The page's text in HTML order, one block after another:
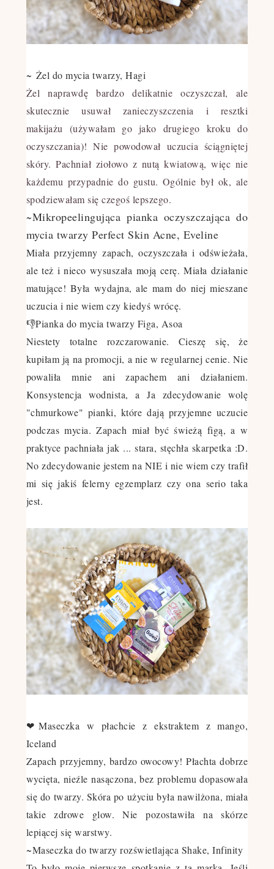
~ Żel do mycia twarzy, Hagi
Żel naprawdę bardzo delikatnie oczyszczał, ale
skutecznie usuwał zanieczyszczenia i resztki
makijażu (używałam go jako drugiego kroku do
oczyszczania)! Nie powodował uczucia ściągniętej
skóry. Pachniał ziołowo z nutą kwiatową, więc nie
każdemu przypadnie do gustu. Ogólnie był ok, ale
spodziewałam się czegoś lepszego.
~Mikropeelingująca pianka oczyszczająca do
mycia twarzy Perfect Skin Acne, Eveline
Miała przyjemny zapach, oczyszczała i odświeżała,
ale też i nieco wysuszała moją cerę. Miała działanie
matujące! Była wydajna, ale mam do niej mieszane
uczucia i nie wiem czy kiedyś wrócę.
👎Pianka do mycia twarzy Figa, Asoa
Niestety totalne rozczarowanie. Cieszę się, że
kupiłam ją na promocji, a nie w regularnej cenie. Nie
powaliła mnie ani zapachem ani działaniem.
Konsystencja wodnista, a Ja zdecydowanie wolę
"chmurkowe" pianki, które dają przyjemne uczucie
podczas mycia. Zapach miał być świeżą figą, a w
praktyce pachniała jak ... stara, stęchła skarpetka :D.
No zdecydowanie jestem na NIE i nie wiem czy trafił
mi się jakiś felerny egzemplarz czy ona serio taka
jest.
❤Maseczka w płachcie z ekstraktem z mango,
Iceland
Zapach przyjemny, bardzo owocowy! Płachta dobrze
wycięta, nieźle nasączona, bez problemu dopasowała
się do twarzy. Skóra po użyciu była nawilżona, miała
takie zdrowe glow. Nie pozostawiła na skórze
lepiącej się warstwy.
~Maseczka do twarzy rozświetlająca Shake, Infinity